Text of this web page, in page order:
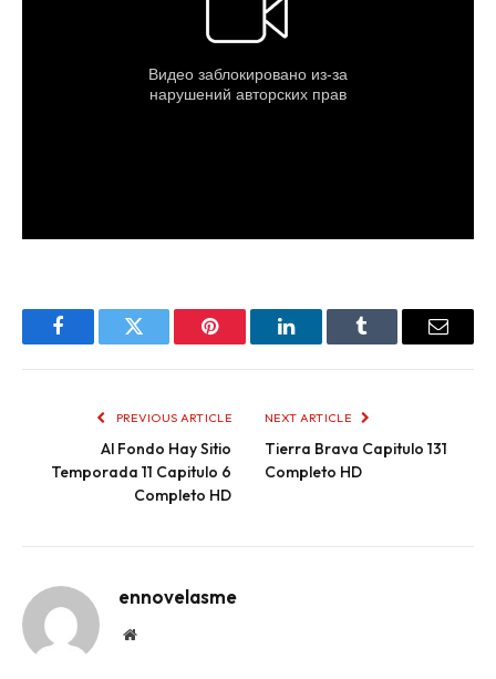
FacebookTwitter Pinterest LinkedInTumblr Email
PREVIOUS ARTICLE
Al Fondo Hay Sitio
Temporada 11 Capitulo 6
Completo HD
NEXT ARTICLE
Tierra Brava Capitulo 131
Completo HD
ennovelasme
Website